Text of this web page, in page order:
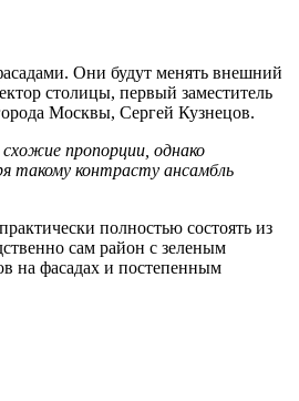
Они будут менять внешний
столицы, первый заместитель
города Москвы, Сергей Кузнецов.
пропорции, однако
такому контрасту ансамбль
полностью состоять из
сам район с зеленым
на фасадах и постепенным